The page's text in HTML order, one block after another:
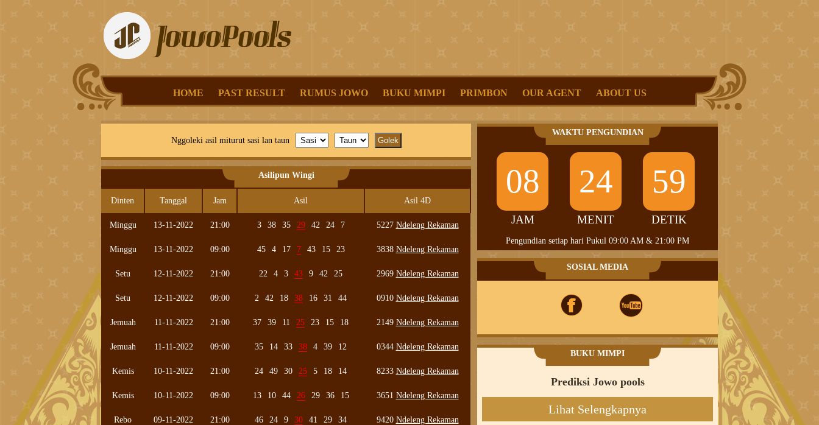
HOME PAST RESULT RUMUS JOWO BUKU MIMPI PRIMBON OUR AGENT ABOUT US
Nggoleki asil miturut sasi lan taun
Asilipun Wingi
Dinten Tanggal Jam Asil Asil 4D
Minggu 13-11-2022 21:00 3 38 35 29 42 24 7 5227 Ndeleng Rekaman
Minggu 13-11-2022 09:00 45 4 17 7 43 15 23 3838 Ndeleng Rekaman
Setu 12-11-2022 21:00 22 4 3 43 9 42 25 2969 Ndeleng Rekaman
Setu 12-11-2022 09:00 2 42 18 38 16 31 44 0910 Ndeleng Rekaman
Jemuah 11-11-2022 21:00 37 39 11 25 23 15 18 2149 Ndeleng Rekaman
Jemuah 11-11-2022 09:00 35 14 33 38 4 39 12 0344 Ndeleng Rekaman
Kemis 10-11-2022 21:00 24 49 30 25 5 18 14 8233 Ndeleng Rekaman
Kemis 10-11-2022 09:00 13 10 44 26 29 36 15 3651 Ndeleng Rekaman
Rebo 09-11-2022 21:00 46 24 9 30 41 29 34 9420 Ndeleng Rekaman
WAKTU PENGUNDIAN
08
JAM
24
MENIT
58
DETIK
Pengundian setiap hari Pukul 09:00 AM & 21:00 PM
SOSIAL MEDIA
BUKU MIMPI
Prediksi Jowo pools
Lihat Selengkapnya